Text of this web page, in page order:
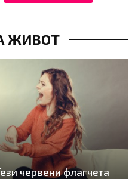
ЖИВОТ
червени флагчета